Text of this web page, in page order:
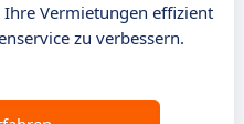
Vermietungen effizient
zu verbessern.